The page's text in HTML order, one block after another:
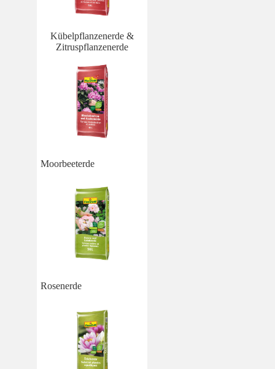
Kübelpflanzenerde &
Zitruspflanzenerde
Moorbeeterde
Rosenerde